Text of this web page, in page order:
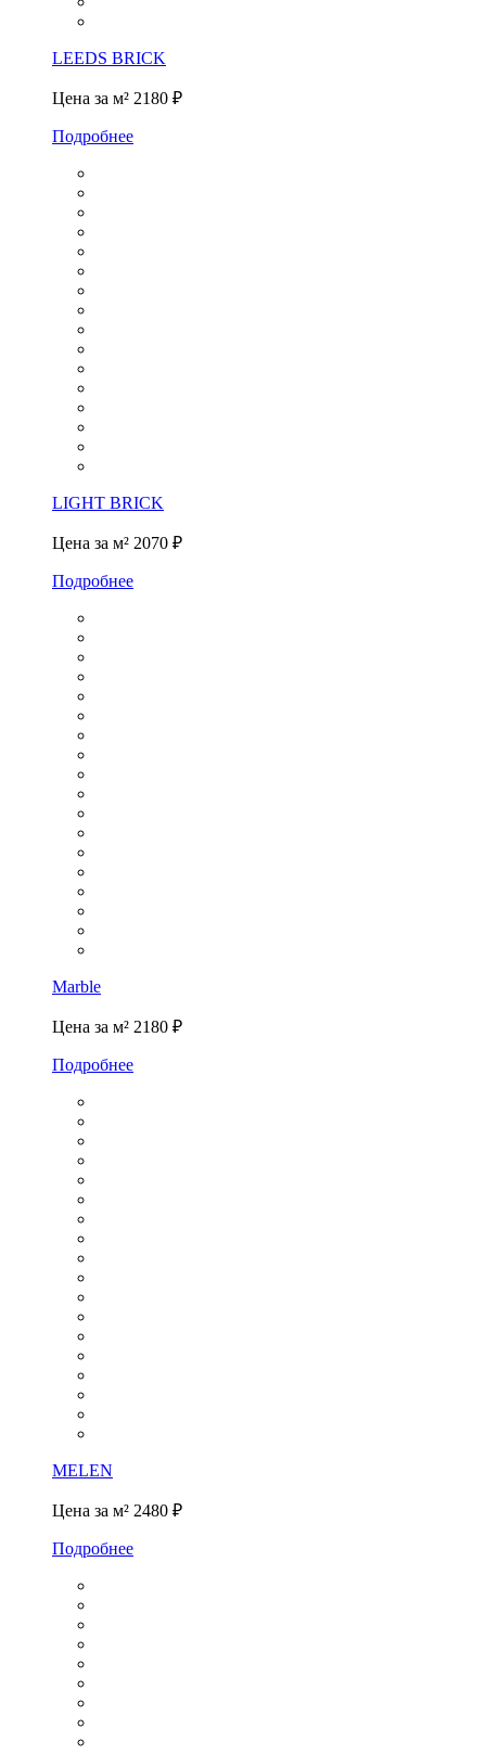
LEEDS BRICK
Цена за м² 2180 ₽
Подробнее
LIGHT BRICK
Цена за м² 2070 ₽
Подробнее
Marble
Цена за м² 2180 ₽
Подробнее
MELEN
Цена за м² 2480 ₽
Подробнее